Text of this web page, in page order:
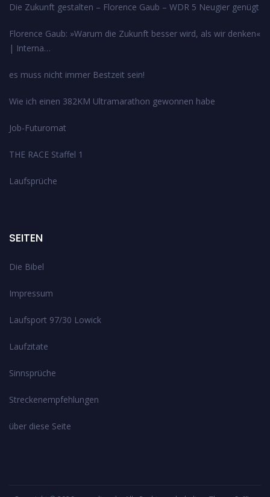
Die Zukunft gestalten – Florence Gaub – WDR 5 Neugier genügt
Florence Gaub: »Warum die Zukunft besser wird, als wir denken«
| Interna…
es muss nicht immer Bestzeit sein!
Wie ich einen 382KM Ultramarathon gewonnen habe
Job-Futuromat
THE RACE Staffel 1
Laufsprüche
SEITEN
Die Bibel
Impressum
Laufsport 97/30 Lowick
Laufzitate
Sinnsprüche
Streckenempfehlungen
über diese Seite